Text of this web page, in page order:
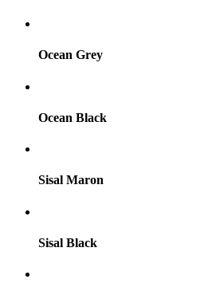
Ocean Grey
Ocean Black
Sisal Maron
Sisal Black